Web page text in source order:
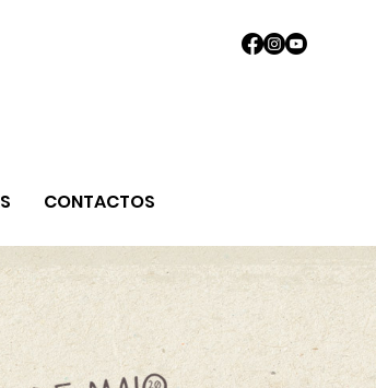
CONTACTOS